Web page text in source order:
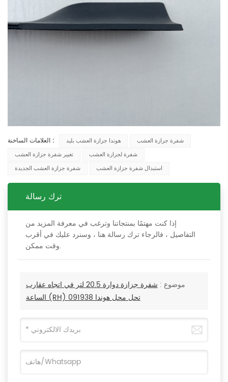
العلامات الساخنة : هوندا جزازة العشب بليد
شفرة جزازة العشب
تغيير شفرة جزازة العشب
شفرة لجزازة العشب
شفرة جزازة العشب الجديدة
استبدال شفرة جزازة العشب
ترك رسالة
إذا كنت مهتمًا بمنتجاتنا وترغب في معرفة المزيد من
التفاصيل ، فالرجاء ترك رسالة هنا ، وسنرد عليك في أقرب
وقت ممكن.
موضوع :
شفرة جزازة دوارة 20.5 لتر في اتجاه عقارب
الساعة (RH) تحل محل هوندا 091938